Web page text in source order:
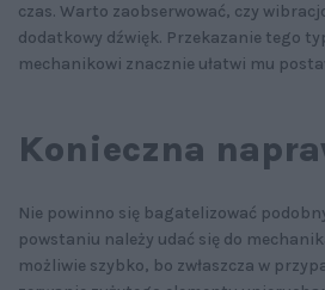
czas. Warto zaobserwować, czy
dodatkowy dźwięk. Przekazanie tego
mechanikowi znacznie ułatwi mu
Konieczna
Nie powinno się bagatelizować
powstaniu należy udać się do
możliwie szybko, bo zwłaszcza w